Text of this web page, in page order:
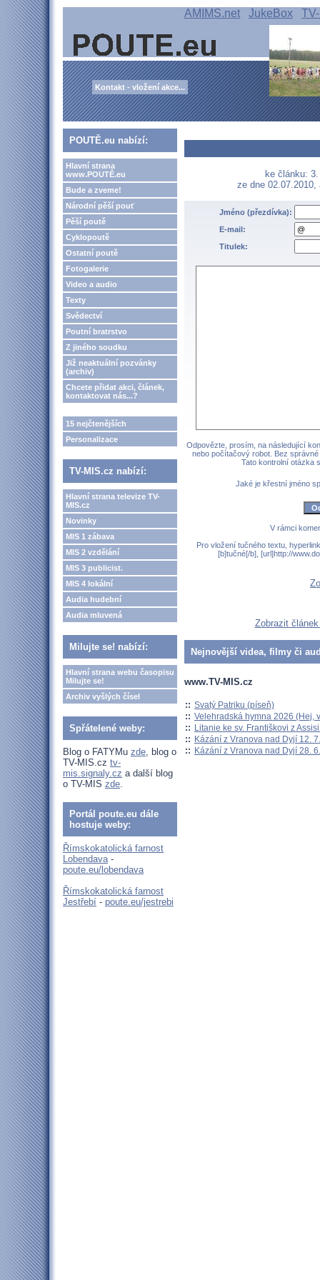
AMIMS.net JukeBox
Kontakt - vložení akce...
POUTĚ.eu nabízí:
Hlavní strana
www.POUTĚ.eu
Bude a zveme!
Národní pěší pouť
Pěší poutě
Cyklopoutě
Ostatní poutě
Fotogalerie
Video a audio
Texty
Svědectví
Poutní bratrstvo
Z jiného soudku
Již neaktuální pozvánky
(archiv)
Chcete přidat akci, článek,
kontaktovat nás...?
15 nejčtenějších
Personalizace
TV-MIS.cz nabízí:
Hlavní strana televize TV-
MIS.cz
Novinky
MIS 1 zábava
MIS 2 vzdělání
MIS 3 publicist.
MIS 4 lokální
Audia hudební
Audia mluvená
Milujte se! nabízí:
Hlavní strana webu časopisu
Milujte se!
Archiv vyšlých čísel
Spřátelené weby:
Blog o FATYMu zde, blog o
TV-MIS.cz tv-
mis.signaly.cz a další blog
o TV-MIS zde.
Portál poute.eu dále
hostuje weby:
Římskokatolická farnost
Lobendava-
poute.eu/lobendava
Římskokatolická farnost
Jestřebí - poute.eu/jestrebi
ke článku:
ze dne
Jméno (přezdívka):
E-mail:
Titulek:
Odpovězte, prosím, na následující
nebo počítačový robot. Bez
Tato kontrolní otázka
Jaké je křestní jméno
V rámci
Pro vložení tučného textu,
[b]tučné[/b], [url]http://
Zobrazit
Nejnovější videa, filmy či
www.TV-MIS.cz
:: Svatý Patriku (píseň)
:: Velehradská hymna 2026 (Hej,
:: Litanie ke sv. Františkovi z
:: Kázání z Vranova nad Dyjí 12.
:: Kázání z Vranova nad Dyjí 28.